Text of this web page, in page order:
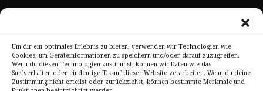
Um dir ein optimales Erlebnis zu bieten, verwenden wir Technologien wie
Cookies, um Geräteinformationen zu speichern und/oder darauf zuzugreifen.
Wenn du diesen Technologien zustimmst, können wir Daten wie das
Surfverhalten oder eindeutige IDs auf dieser Website verarbeiten. Wenn du deine
Zustimmung nicht erteilst oder zurückziehst, können bestimmte Merkmale und
Kontakt
Alle Bilder unterliegen dem Urheberrecht von